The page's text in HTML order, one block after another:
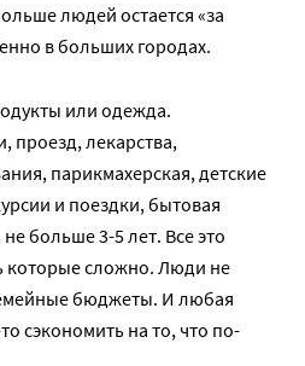
людей остается «за
в больших городах.
или одежда.
проезд, лекарства,
парикмахерская, детские
и поездки, бытовая
больше 3-5 лет. Все это
которые сложно. Люди не
бюджеты. И любая
сэкономить на то, что по-